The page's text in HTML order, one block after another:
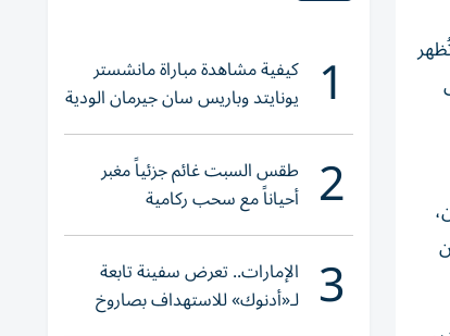
1 كيفية مشاهدة مباراة مانشستر
يونايتد وباريس سان جيرمان الودية
والقنوات الناقلة
2 طقس السبت غائم جزئياً مغبر
أحياناً مع سحب ركامية
3 الإمارات.. تعرض سفينة تابعة
لـ«أدنوك» للاستهداف بصاروخ
أثناء عبورها «هرمز»